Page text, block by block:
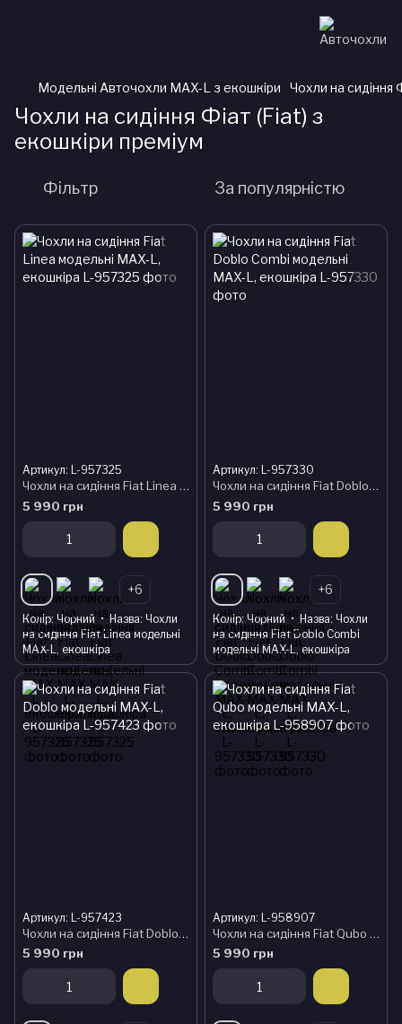
Модельні Авточохли MAX-L з екошкіри Чохли на сидіння
Чохли на сидіння Фіат (Fiat) з
екошкіри преміум
Фільтр За популярністю
Артикул: L-957325
Чохли на сидіння Fiat Linea модельні MAX-L, екошкіра
5 990 грн
+6
Колір Чорний Назва Чохли
на сидіння Fiat Linea модельні
MAX-L, екошкіра
Артикул: L-957330
Чохли на сидіння Fiat Doblo Combi модельні MAX-L, екошкіра
5 990 грн
+6
Колір Чорний Назва Чохли
на сидіння Fiat Doblo Combi
модельні MAX-L, екошкіра
Артикул: L-957423
Чохли на сидіння Fiat Doblo модельні MAX-L, екошкіра
5 990 грн
Артикул: L-958907
Чохли на сидіння Fiat Qubo модельні MAX-L, екошкіра
5 990 грн